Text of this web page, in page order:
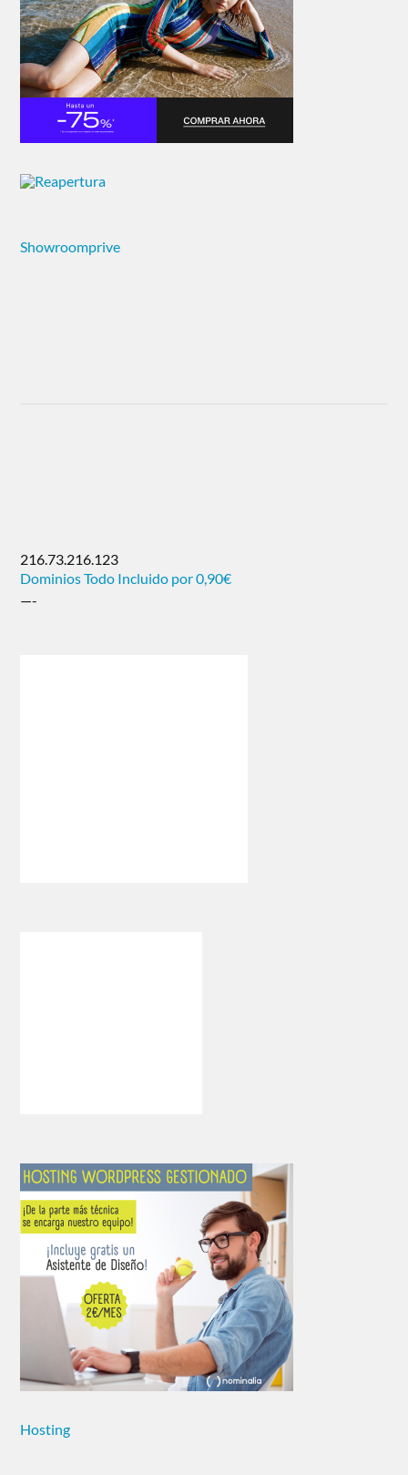
Showroomprive
216.73.216.123
Dominios Todo Incluido por 0,90€
—-
Hosting